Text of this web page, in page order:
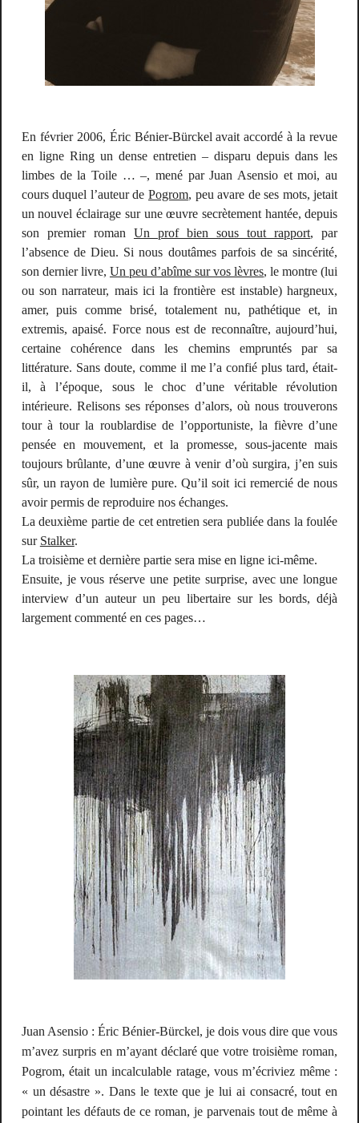
En février 2006, Éric Bénier-Bürckel avait accordé à la revue
en ligne Ring un dense entretien – disparu depuis dans les
limbes de la Toile … –, mené par Juan Asensio et moi, au
cours duquel l’auteur de Pogrom, peu avare de ses mots, jetait
un nouvel éclairage sur une œuvre secrètement hantée, depuis
son premier roman Un prof bien sous tout rapport, par
l’absence de Dieu. Si nous doutâmes parfois de sa sincérité,
son dernier livre, Un peu d’abîme sur vos lèvres, le montre (lui
ou son narrateur, mais ici la frontière est instable) hargneux,
amer, puis comme brisé, totalement nu, pathétique et,in
extremis, apaisé. Force nous est de reconnaître, aujourd’hui,
certaine cohérence dans les chemins empruntés par sa
littérature. Sans doute, comme il me l’a confié plus tard, était-
il, à l’époque, sous le choc d’une véritable révolution
intérieure. Relisons ses réponses d’alors, où nous trouverons
tour à tour la roublardise de l’opportuniste, la fièvre d’une
pensée en mouvement, et la promesse, sous-jacente mais
toujours brûlante, d’une œuvre à venir d’où surgira, j’en suis
sûr, un rayon de lumière pure. Qu’il soit ici remercié de nous
avoir permis de reproduire nos échanges.
La deuxième partie de cet entretien sera publiée dans la foulée
sur Stalker.
La troisième et dernière partie sera mise en ligne ici-même.
Ensuite, je vous réserve une petite surprise, avec une longue
interview d’un auteur un peu libertaire sur les bords, déjà
largement commenté en ces pages…
Juan Asensio : Éric Bénier-Bürckel, je dois vous dire que vous
m’avez surpris en m’ayant déclaré que votre troisième roman,
Pogrom, était un incalculable ratage, vous m’écriviez même :
« un désastre ». Dans le texte que je lui ai consacré, tout en
pointant les défauts de ce roman, je parvenais tout de même à